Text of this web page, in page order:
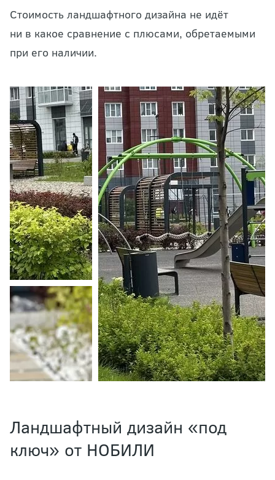
Стоимость ландшафтного дизайна не идёт
ни в какое сравнение с плюсами, обретаемыми
при его наличии.
Ландшафтный дизайн «под
ключ» от НОБИЛИ